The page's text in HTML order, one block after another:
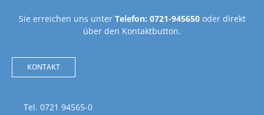
Sie erreichen uns unter Telefon: 0721-945650oder direkt
über den Kontaktbutton.
KONTAKT
Tel. 0721 94565-0